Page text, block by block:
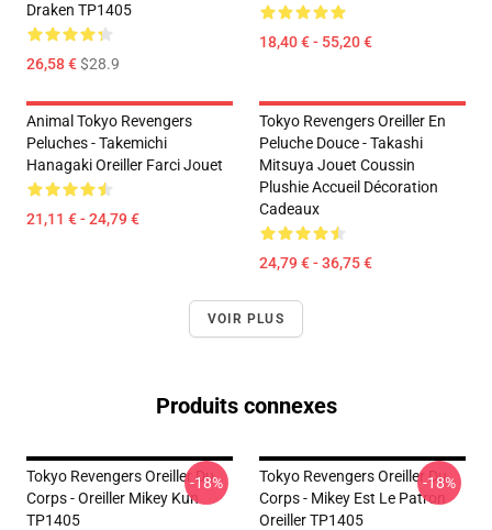
Draken TP1405
26,58 €$28.9
18,40 € - 55,20 €
Animal Tokyo Revengers
Peluches - Takemichi
Hanagaki Oreiller Farci Jouet
21,11 € - 24,79 €
Tokyo Revengers Oreiller En
Peluche Douce - Takashi
Mitsuya Jouet Coussin
Plushie Accueil Décoration
Cadeaux
24,79 € - 36,75 €
VOIR PLUS
Produits connexes
Tokyo Revengers Oreiller Du
Corps - Oreiller Mikey Kun
TP1405
-18%
Tokyo Revengers Oreiller Du
Corps - Mikey Est Le Patron
Oreiller TP1405
-18%